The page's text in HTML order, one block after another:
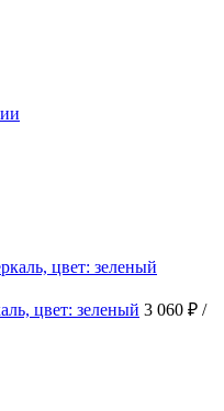
цвет: зеленый 3 060 ₽ /